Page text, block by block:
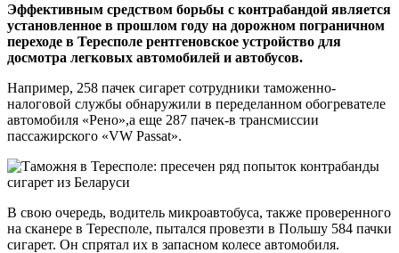
Эффективным средством борьбы с контрабандой является
установленное в прошлом году на дорожном пограничном
переходе в Тересполе рентгеновское устройство для
досмотра легковых автомобилей и автобусов.
Например, 258 пачек сигарет сотрудники таможенно-
налоговой службы обнаружили в переделанном обогревателе
автомобиля «Рено»,а еще 287 пачек-в трансмиссии
пассажирского «VW Passat».
В свою очередь, водитель микроавтобуса, также проверенного
на сканере в Тересполе, пытался провезти в Польшу 584 пачки
сигарет. Он спрятал их в запасном колесе автомобиля.